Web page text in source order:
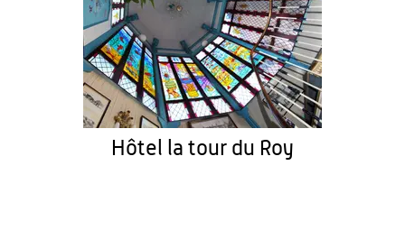
Hôtel la tour du Roy